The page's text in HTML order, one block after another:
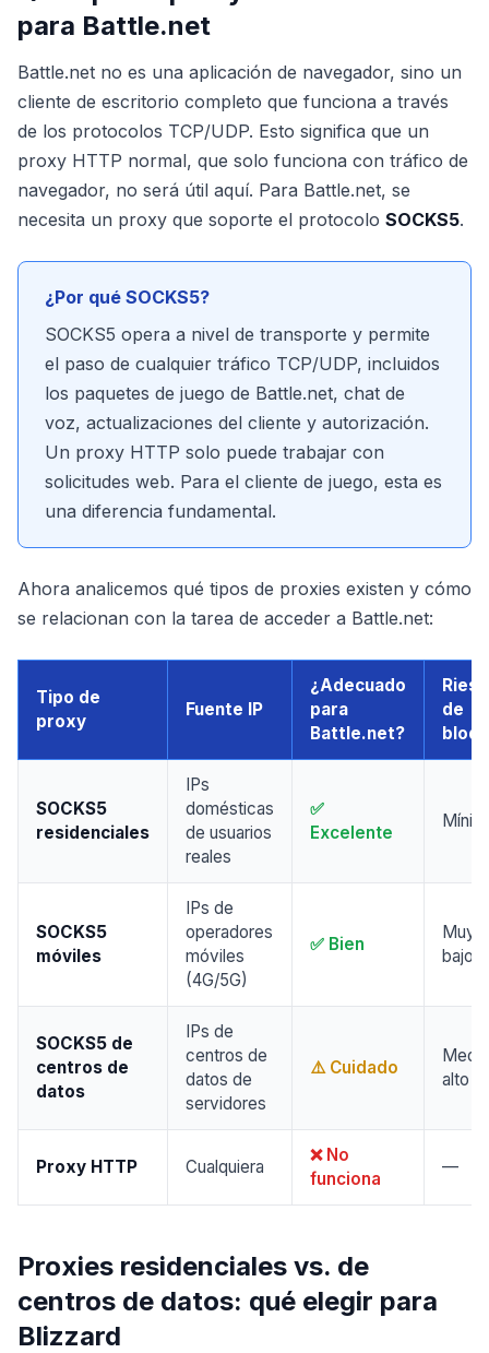
para Battle.net
Battle.net no es una aplicación de navegador, sino un
cliente de escritorio completo que funciona a través
de los protocolos TCP/UDP. Esto significa que un
proxy HTTP normal, que solo funciona con tráfico de
navegador, no será útil aquí. Para Battle.net, se
necesita un proxy que soporte el protocolo SOCKS5.
¿Por qué SOCKS5?
SOCKS5 opera a nivel de transporte y permite
el paso de cualquier tráfico TCP/UDP, incluidos
los paquetes de juego de Battle.net, chat de
voz, actualizaciones del cliente y autorización.
Un proxy HTTP solo puede trabajar con
solicitudes web. Para el cliente de juego, esta es
una diferencia fundamental.
Ahora analicemos qué tipos de proxies existen y cómo
se relacionan con la tarea de acceder a Battle.net:
Tipo de
proxy
Fuente IP
¿Adecuado
para
Battle.net?
de
SOCKS5
residenciales
IPs
domésticas
de usuarios
reales
✅
Excelente
SOCKS5
móviles
IPs de
operadores
móviles
(4G/5G)
✅ Bien
Muy
bajo
SOCKS5 de
centros de
datos
IPs de
centros de
datos de
servidores
⚠️ Cuidado
alto
Proxy HTTP Cualquiera
❌ No
funciona
—
Proxies residenciales vs. de
centros de datos: qué elegir para
Blizzard